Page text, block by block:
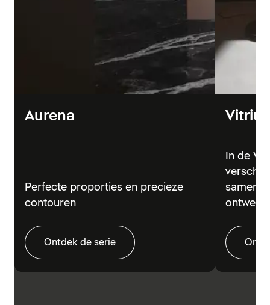
Aurena
Perfecte proporties en precieze
contouren
Ontdek de serie
In de
samen
ontwerp.